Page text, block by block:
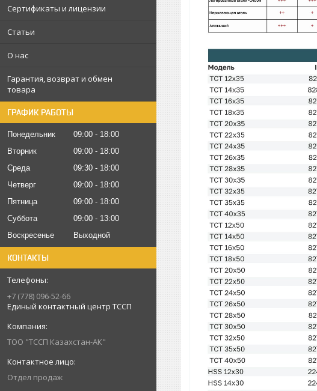
Сертификаты и лицензии
Статьи
О нас
Гарантия, возврат и обмен
товара
ГРАФИК РАБОТЫ
Понедельник 09:00
18:00
Вторник
09:00
18:00
Среда
09:30
18:00
Четверг
09:00
18:00
Пятница
09:00
18:00
Суббота
09:00
13:00
Воскресенье
Выходной
КОНТАКТЫ
+7 (778) 096-52-66
Единый контактный центр ТССП
ТОО "ТССП Казахстан-АК"
Отдел продаж